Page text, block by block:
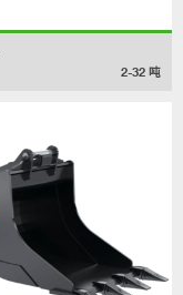
2-32 吨